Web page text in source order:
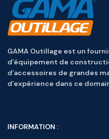
GAMA Outillage est un
d’équipement de
d’accessoires de grandes
d’expérience dans ce
INFORMATION :